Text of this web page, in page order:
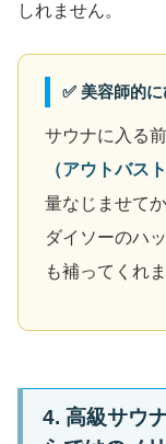
しれません。
✅ 美容師的
サウナに入る前
（アウトバス
量なじませて
ダイソーのハ
も補ってくれま
4. 高級サウ